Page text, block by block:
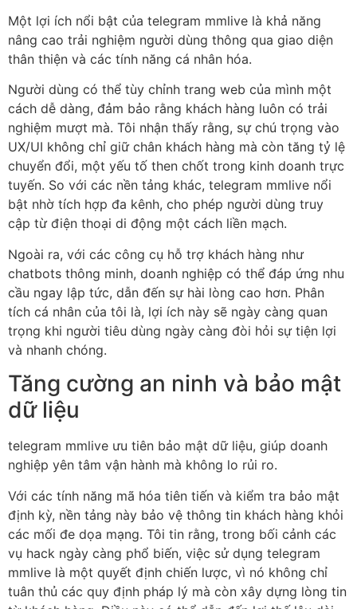
Một lợi ích nổi bật của telegram mmlive là khả năng
nâng cao trải nghiệm người dùng thông qua giao diện
thân thiện và các tính năng cá nhân hóa.
Người dùng có thể tùy chỉnh trang web của mình một
cách dễ dàng, đảm bảo rằng khách hàng luôn có trải
nghiệm mượt mà. Tôi nhận thấy rằng, sự chú trọng vào
UX/UI không chỉ giữ chân khách hàng mà còn tăng tỷ lệ
chuyển đổi, một yếu tố then chốt trong kinh doanh trực
tuyến. So với các nền tảng khác, telegram mmlive nổi
bật nhờ tích hợp đa kênh, cho phép người dùng truy
cập từ điện thoại di động một cách liền mạch.
Ngoài ra, với các công cụ hỗ trợ khách hàng như
chatbots thông minh, doanh nghiệp có thể đáp ứng nhu
cầu ngay lập tức, dẫn đến sự hài lòng cao hơn. Phân
tích cá nhân của tôi là, lợi ích này sẽ ngày càng quan
trọng khi người tiêu dùng ngày càng đòi hỏi sự tiện lợi
và nhanh chóng.
Tăng cường an ninh và bảo mật
dữ liệu
telegram mmlive ưu tiên bảo mật dữ liệu, giúp doanh
nghiệp yên tâm vận hành mà không lo rủi ro.
Với các tính năng mã hóa tiên tiến và kiểm tra bảo mật
định kỳ, nền tảng này bảo vệ thông tin khách hàng khỏi
các mối đe dọa mạng. Tôi tin rằng, trong bối cảnh các
vụ hack ngày càng phổ biến, việc sử dụng telegram
mmlive là một quyết định chiến lược, vì nó không chỉ
tuân thủ các quy định pháp lý mà còn xây dựng lòng tin